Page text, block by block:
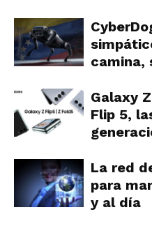
camina,
Galaxy
Flip 5,
La red
para
y al día